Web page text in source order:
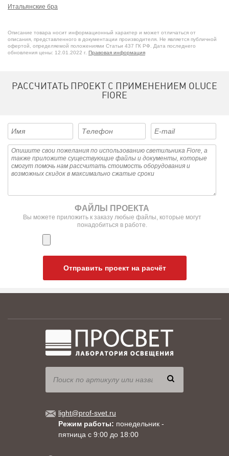
Итальянские бра
Потолочные светильники из хрома
Итальянские потолочные светильники
Потолочные светильники в современном стиле
Потолочные светильники с цоколем E14
Описание товара носит информационный характер и может отличаться от
описания, представленного в документации производителя. Не является публичной
офертой, определяемой положениями Статьи 437 ГК РФ. Дата последнего
обновления цены: 12.01.2022 г. Правовая информация
РАССЧИТАТЬ ПРОЕКТ С ПРИМЕНЕНИЕМ OLUCE
FIORE
ФАЙЛЫ ПРОЕКТА
Вы можете приложить к заказу любые файлы, которые могут
понадобиться в работе.
Отправить проект на расчёт
light@prof-svet.ru
Режим работы: понедельник -
пятница с 9:00 до 18:00